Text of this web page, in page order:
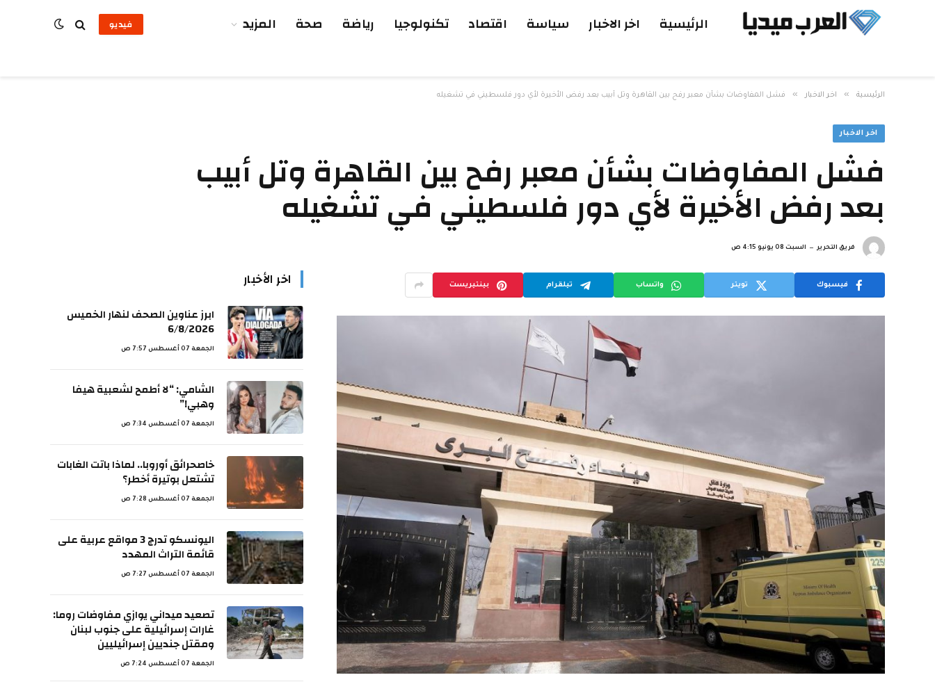
الرئيسية اخر الاخبار سياسة اقتصاد تكنولوجيا رياضة صحة المزيد فيديو
الرئيسية » اخر الاخبار » فشل المفاوضات بشأن معبر رفح بين القاهرة وتل أبيب بعد رفض الأخيرة لأي دور فلسطيني في تشغيله
اخر الاخبار
فشل المفاوضات بشأن معبر رفح بين القاهرة وتل أبيب
بعد رفض الأخيرة لأي دور فلسطيني في تشغيله
فريق التحرير السبت 08 يونيو 4:15 ص
فيسبوك تويتر واتساب تيلقرام بينتيريست اخر الأخبار
ابرز عناوين الصحف لنهار الخميس
6/8/2026
الجمعة 07 أغسطس 7:57 ص
الشامي: “لا أطمح لشعبية هيفا
وهبي!”
الجمعة 07 أغسطس 7:34 ص
خاصحرائق أوروبا.. لماذا باتت الغابات
تشتعل بوتيرة أخطر؟
الجمعة 07 أغسطس 7:28 ص
اليونسكو تدرج 3 مواقع عربية على
قائمة التراث المهدد
الجمعة 07 أغسطس 7:27 ص
تصعيد ميداني يوازي مفاوضات روما:
غارات إسرائيلية على جنوب لبنان
ومقتل جنديين إسرائيليين
الجمعة 07 أغسطس 7:24 ص